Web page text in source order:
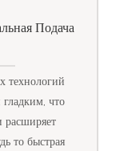
Подача
технологий
что
расширяет
то быстрая